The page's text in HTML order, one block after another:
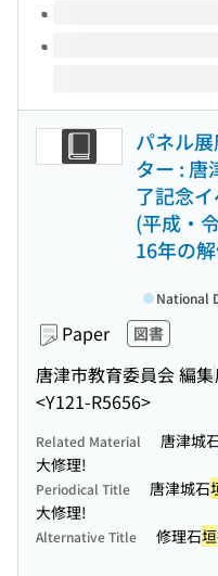
パネル
ター : 唐
了記念
(平成・
16年の
Paper 図書
唐津市教育委員会 編集
<Y121-R5656>
National
Related Material 唐津城
大修理!
Periodical Title 唐津城石
大修理!
Alternative Title 修理石垣